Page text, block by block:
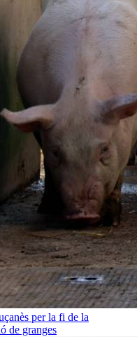
per la fi de la
de granges